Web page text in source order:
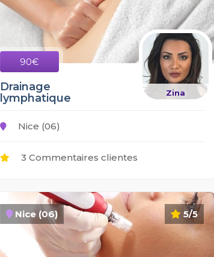
90€
Zina
Drainage
lymphatique
Nice (06)
3 Commentaires clientes
5/5
Nice (06)